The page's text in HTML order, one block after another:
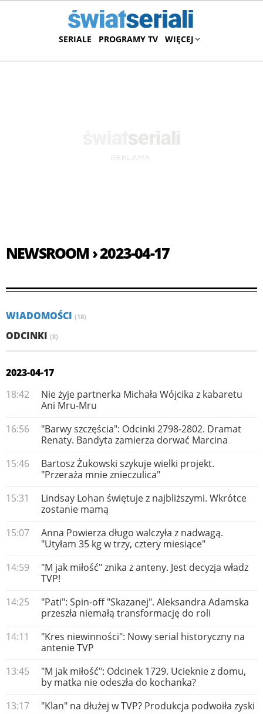
SERIALE PROGRAMY TV WIĘCEJ
NEWSROOM › 2023-04-17
WIADOMOŚCI (18)
ODCINKI (8)
2023-04-17
18:42
Nie żyje partnerka Michała Wójcika z kabaretu
Ani Mru-Mru
16:56
"Barwy szczęścia": Odcinki 2798-2802. Dramat
Renaty. Bandyta zamierza dorwać Marcina
15:46
Bartosz Żukowski szykuje wielki projekt.
"Przeraża mnie znieczulica"
15:31
Lindsay Lohan świętuje z najbliższymi. Wkrótce
zostanie mamą
15:07
Anna Powierza długo walczyła z nadwagą.
"Utyłam 35 kg w trzy, cztery miesiące"
14:59
"M jak miłość" znika z anteny. Jest decyzja władz
TVP!
14:25
"Pati": Spin-off "Skazanej". Aleksandra Adamska
przeszła niemałą transformację do roli
14:11
"Kres niewinności": Nowy serial historyczny na
antenie TVP
13:45
"M jak miłość": Odcinek 1729. Ucieknie z domu,
by matka nie odeszła do kochanka?
13:17
"Klan" na dłużej w TVP? Produkcja podwoiła zyski